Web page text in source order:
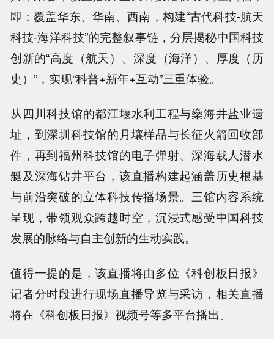
即：覆盖华东、华南、西南，构建“古代科技-航天
科技-海洋科技”的完整叙事链，分层揭秘中国科技
创新的“高度（航天）、深度（海洋）、厚度（历
史）”，实现“科普+新年+互动”三重体验。
从四川科技馆的都江堰水利工程与燊海井盐业遗
址，到深圳科技馆的月壤样品与长征火箭回收部
件，再到福州科技馆的电子弹射、深海载人潜水
艇及深海钻井平台，该直播构建起涵盖历史根基
与前沿突破的立体科技传播场景。三馆内容系统
呈现，带领观众跨越时空，沉浸式感受中国科技
发展的脉络与自主创新的生动实践。
值得一提的是，该直播将由多位《科创板日报》
记者分时段进行现场直播导览与采访，相关直播
将在《科创板日报》视频号等多平台播出。